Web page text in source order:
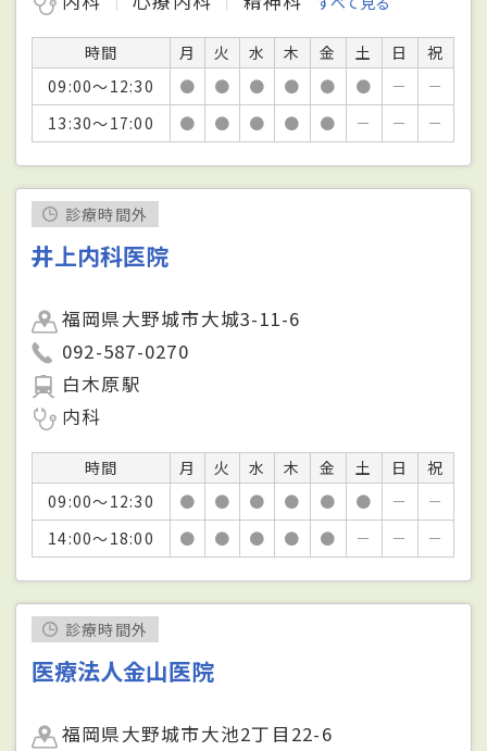
時間 月 火 水 木 金 土 日
祝
09:00～12:30
● ● ● ● ● ● －
－
13:30～17:00
● ● ● ● ● － － －
診療時間外
井上内科医院
福岡県大野城市大城3-11-6
092-587-0270
白木原駅
内科
時間 月 火 水 木 金 土 日
祝
09:00～12:30
● ● ● ● ● ● －
－
14:00～18:00
● ● ● ● ● － － －
診療時間外
医療法人金山医院
福岡県大野城市大池2丁目22-6